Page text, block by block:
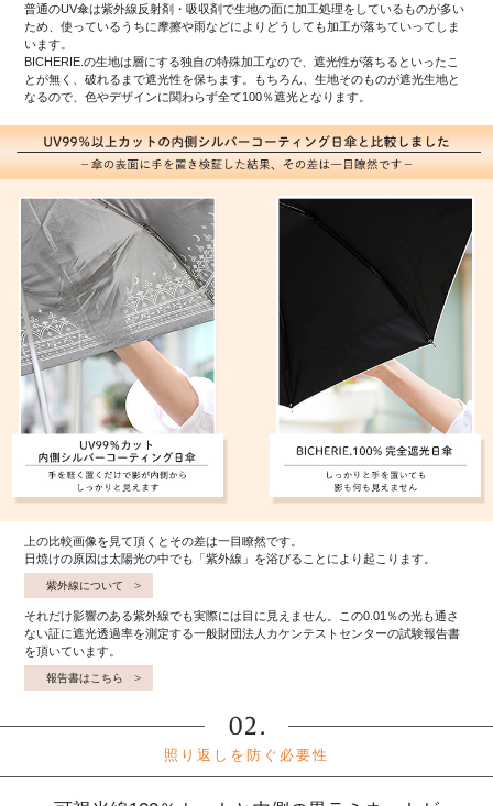
普通のUV傘は紫外線反射剤・吸収剤で生地の面に加工処理をしているものが多い
ため、使っているうちに摩擦や雨などによりどうしても加工が落ちていってしま
います。
BICHERIE.の生地は層にする独自の特殊加工なので、遮光性が落ちるといったこ
とが無く、破れるまで遮光性を保ちます。もちろん、生地そのものが遮光生地と
なるので、色やデザインに関わらず全て100％遮光となります。
上の比較画像を見て頂くとその差は一目瞭然です。
日焼けの原因は太陽光の中でも「紫外線」を浴びることにより起こります。
紫外線について
それだけ影響のある紫外線でも実際には目に見えません。この0.01％の光も通さ
ない証に遮光透過率を測定する一般財団法人カケンテストセンターの試験報告書
を頂いています。
報告書はこちら
照り返しを防ぐ必要性